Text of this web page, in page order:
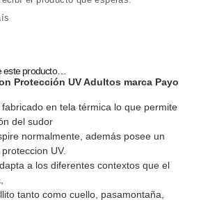
este producto…
Protección UV Adultos marca Payo
en tela térmica lo que permite
del sudor
normalmente, además posee un
UV.
a los diferentes contextos que el
tanto como cuello, pasamontaña,